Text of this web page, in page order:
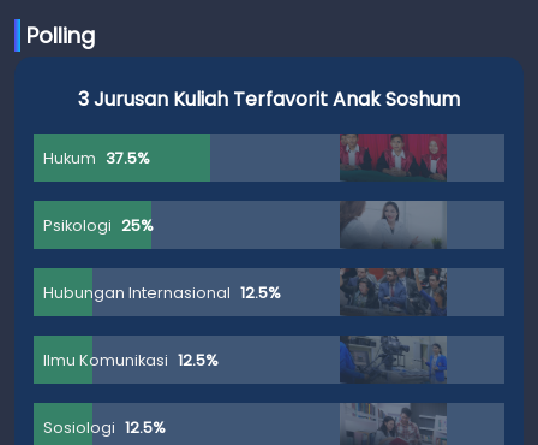
Polling
3 Jurusan Kuliah Terfavorit Anak Soshum
Hukum 37.5%
Psikologi 25%
Hubungan Internasional 12.5%
Ilmu Komunikasi 12.5%
Sosiologi 12.5%